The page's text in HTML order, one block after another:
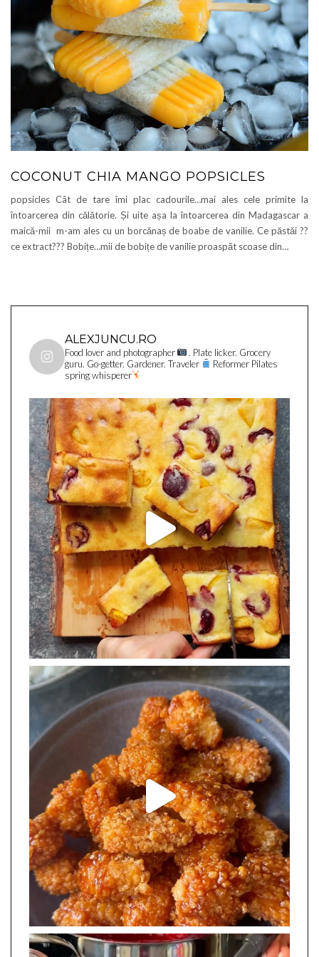
COCONUT CHIA MANGO POPSICLES
popsicles Cât de tare îmi plac cadourile…mai ales cele primite la
întoarcerea din călătorie. Și uite așa la întoarcerea din Madagascar a
maică-mii m-am ales cu un borcănaș de boabe de vanilie. Ce păstăi ??
ce extract??? Bobițe…mii de bobițe de vanilie proaspăt scoase din…
ALEXJUNCU.RO
Food lover and photographer
. Plate licker. Grocery
guru. Go-getter. Gardener. Traveler
Reformer Pilates
spring whisperer